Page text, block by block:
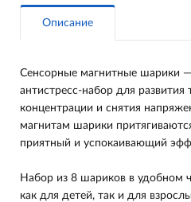
Описание
Сенсорные магнитные шарики
антистресс-набор для
концентрации и снятия
магнитам шарики
приятный и успокаивающий
Набор из 8 шариков в удобном
как для детей, так и для